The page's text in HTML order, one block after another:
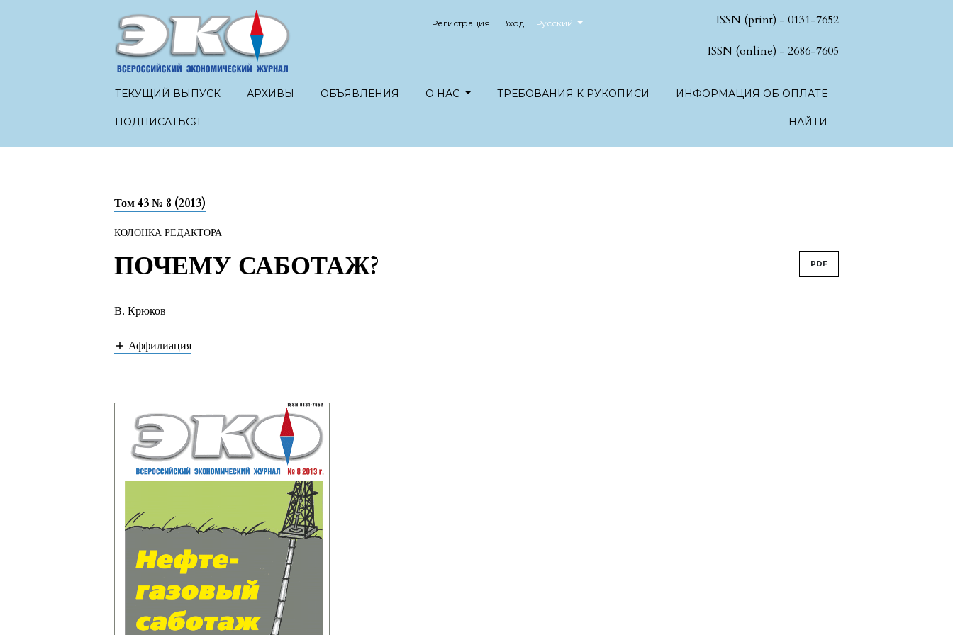
Регистрация Вход ##plugins.themes.healthSciences.language.toggle##
Русский
ISSN (print) - 0131-7652
ISSN (online) - 2686-7605
ТЕКУЩИЙ ВЫПУСК АРХИВЫ ОБЪЯВЛЕНИЯ О НАС ТРЕБОВАНИЯ К РУКОПИСИ ИНФОРМАЦИЯ ОБ ОПЛАТЕ
ПОДПИСАТЬСЯ НАЙТИ
Том 43 № 8 (2013)
КОЛОНКА РЕДАКТОРА
ПОЧЕМУ САБОТАЖ? PDF
В. Крюков
Аффилиация